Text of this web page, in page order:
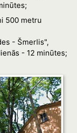
500 metru
- Šmerlis",
- 12 minūtes;